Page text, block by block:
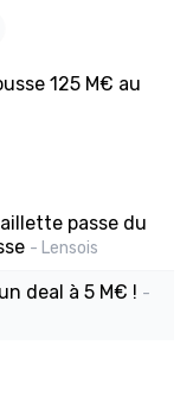
125 M€ au
passe du
- Lensois
deal à 5 M€ ! -